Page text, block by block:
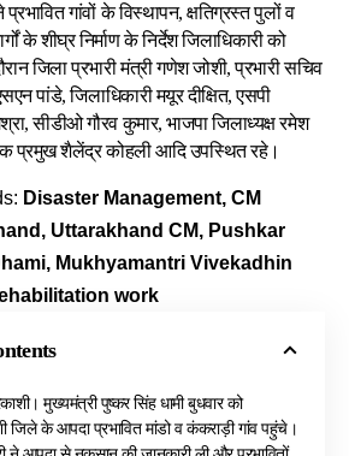
गांवों के विस्थापन, क्षतिग्रस्त पुलों व
के शीघ्र निर्माण के निर्देश जिलाधिकारी को
जिला प्रभारी मंत्री गणेश जोशी, प्रभारी सचिव
पांडे, जिलाधिकारी मयूर दीक्षित, एसपी
सीडीओ गौरव कुमार, भाजपा जिलाध्यक्ष रमेश
प्रमुख शैलेंद्र कोहली आदि उपस्थित रहे।
Disaster Management, CM
Uttarakhand CM, Pushkar
Mukhyamantri Vivekadhin
work
मुख्यमंत्री पुष्कर सिंह धामी बुधवार को
जिले के आपदा प्रभावित मांडो व कंकराड़ी गांव पहुंचे।